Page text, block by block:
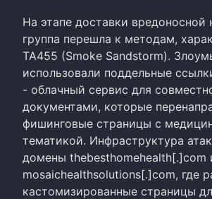
На этапе доставки вредоносной
группа перешла к методам,
TA455 (Smoke Sandstorm).
использовали поддельные
- облачный сервис для
документами, которые
фишинговые страницы с
тематикой. Инфраструктура
домены thebesthomehealth[.]com
mosaichealthsolutions[.]com, где
кастомизированные страницы